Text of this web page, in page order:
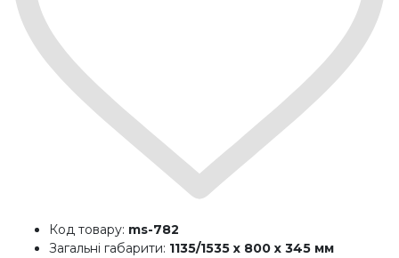
Код товару: ms-782
Загальні габарити: 1135/1535 х 800 х 345 мм